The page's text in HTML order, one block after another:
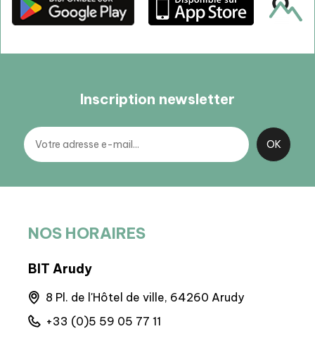
Inscription newsletter
NOS HORAIRES
BIT Arudy
8 Pl. de l'Hôtel de ville, 64260 Arudy
+33 (0)5 59 05 77 11